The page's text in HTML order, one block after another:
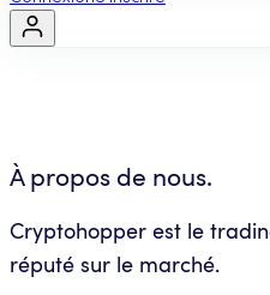
À propos de nous.
Cryptohopper est le
réputé sur le marché.